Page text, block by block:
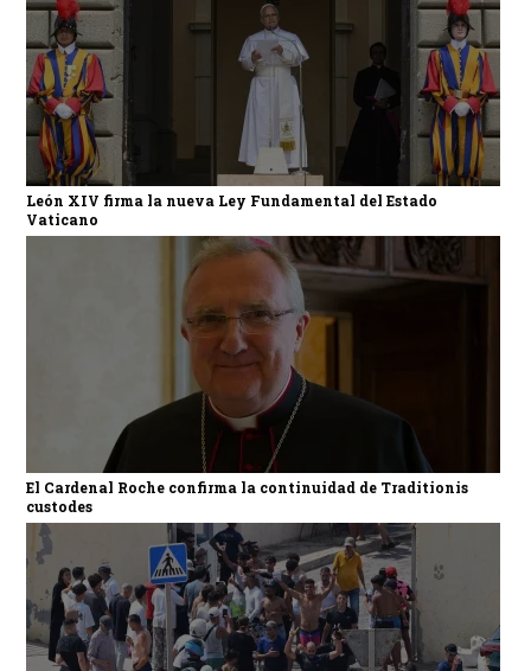
León XIV firma la nueva Ley Fundamental del Estado
Vaticano
El Cardenal Roche confirma la continuidad de Traditionis
custodes